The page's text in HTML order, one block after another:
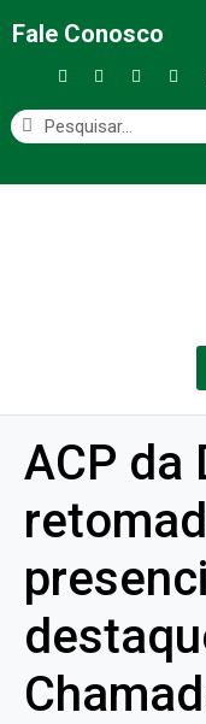
Fale Conosco
ACP da